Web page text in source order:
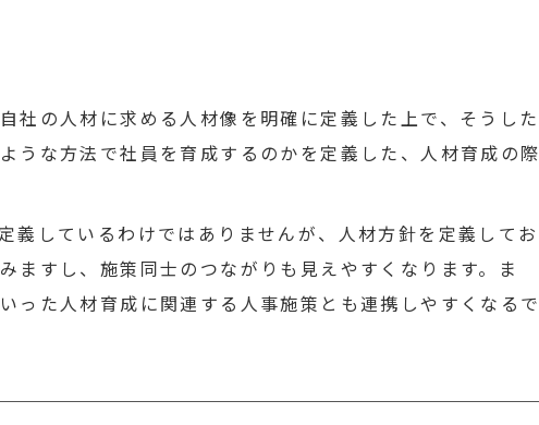
社の人材に求める人材像を明確に定義した上で、そうした
うな方法で社員を育成するのかを定義した、人材育成の際
義しているわけではありませんが、人材方針を定義してお
ますし、施策同士のつながりも見えやすくなります。ま
った人材育成に関連する人事施策とも連携しやすくなるで